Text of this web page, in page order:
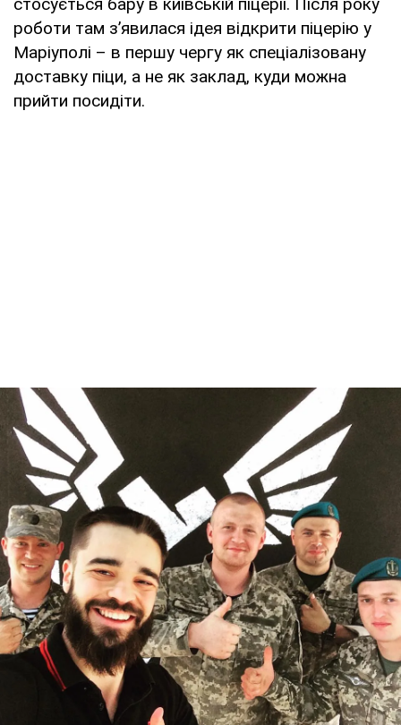
роботи там з’явилася ідея відкрити піцерію у
Маріуполі – в першу чергу як спеціалізовану
доставку піци, а не як заклад, куди можна
прийти посидіти.